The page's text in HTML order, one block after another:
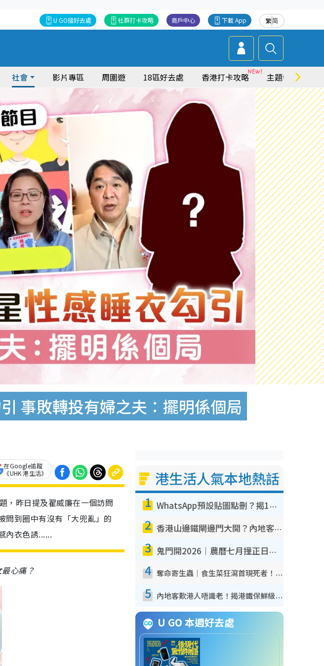
繁简
下載 App
商戶中心
社群打卡攻略
U GO搵好去處
社會 影片專區 周圍遊 18區好去處 香港打卡攻略 主題特集
事敗轉投有婦之夫：擺明係個局
在Google追蹤
《UHK 港生活》
，昨日提及翟威廉在一個訪問
問到圈中有沒有「大兜亂」的
內衣色誘......
心痛？
港生活人氣本地熱話
1 WhatsApp預設貼圖點刪？揭1招「反向操作」還原簡潔介面 附3步實測教學
2 香港山邊鐵閘邊門大開？內地客困惑意義何在！網民神回覆：呢種叫法理性防禦
3 鬼門開2026｜農曆七月撞正日全食特別邪？專家警告切忌做一事！揭4大禁忌+2招保平安
4 奪命寄生蟲｜食生菜狂瀉首現死者！疫潮惡化錄1.8萬宗病例 揭洗菜3大謬誤
5 內地客歎港人唔識老！揭港鐵保鮮級冷氣 港人求放過：咪投訴
U GO 本週好去處